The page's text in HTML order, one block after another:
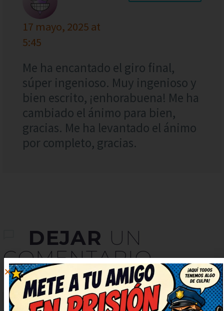
17 mayo, 2025 at
5:45
Me ha encantado el giro final,
súper ingenioso. Muy ingenioso y
bien escrito, ¡enhorabuena! Me ha
cambiado el ánimo para bien,
gracias. Me ha levantado el ánimo
por completo, gracias.
DEJAR UN
COMENTARIO